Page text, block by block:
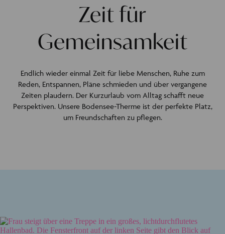
Zeit für
Gemeinsamkeit
Endlich wieder einmal Zeit für liebe Menschen, Ruhe zum
Reden, Entspannen, Pläne schmieden und über vergangene
Zeiten plaudern. Der Kurzurlaub vom Alltag schafft neue
Perspektiven. Unsere Bodensee-Therme ist der perfekte Platz,
um Freundschaften zu pflegen.